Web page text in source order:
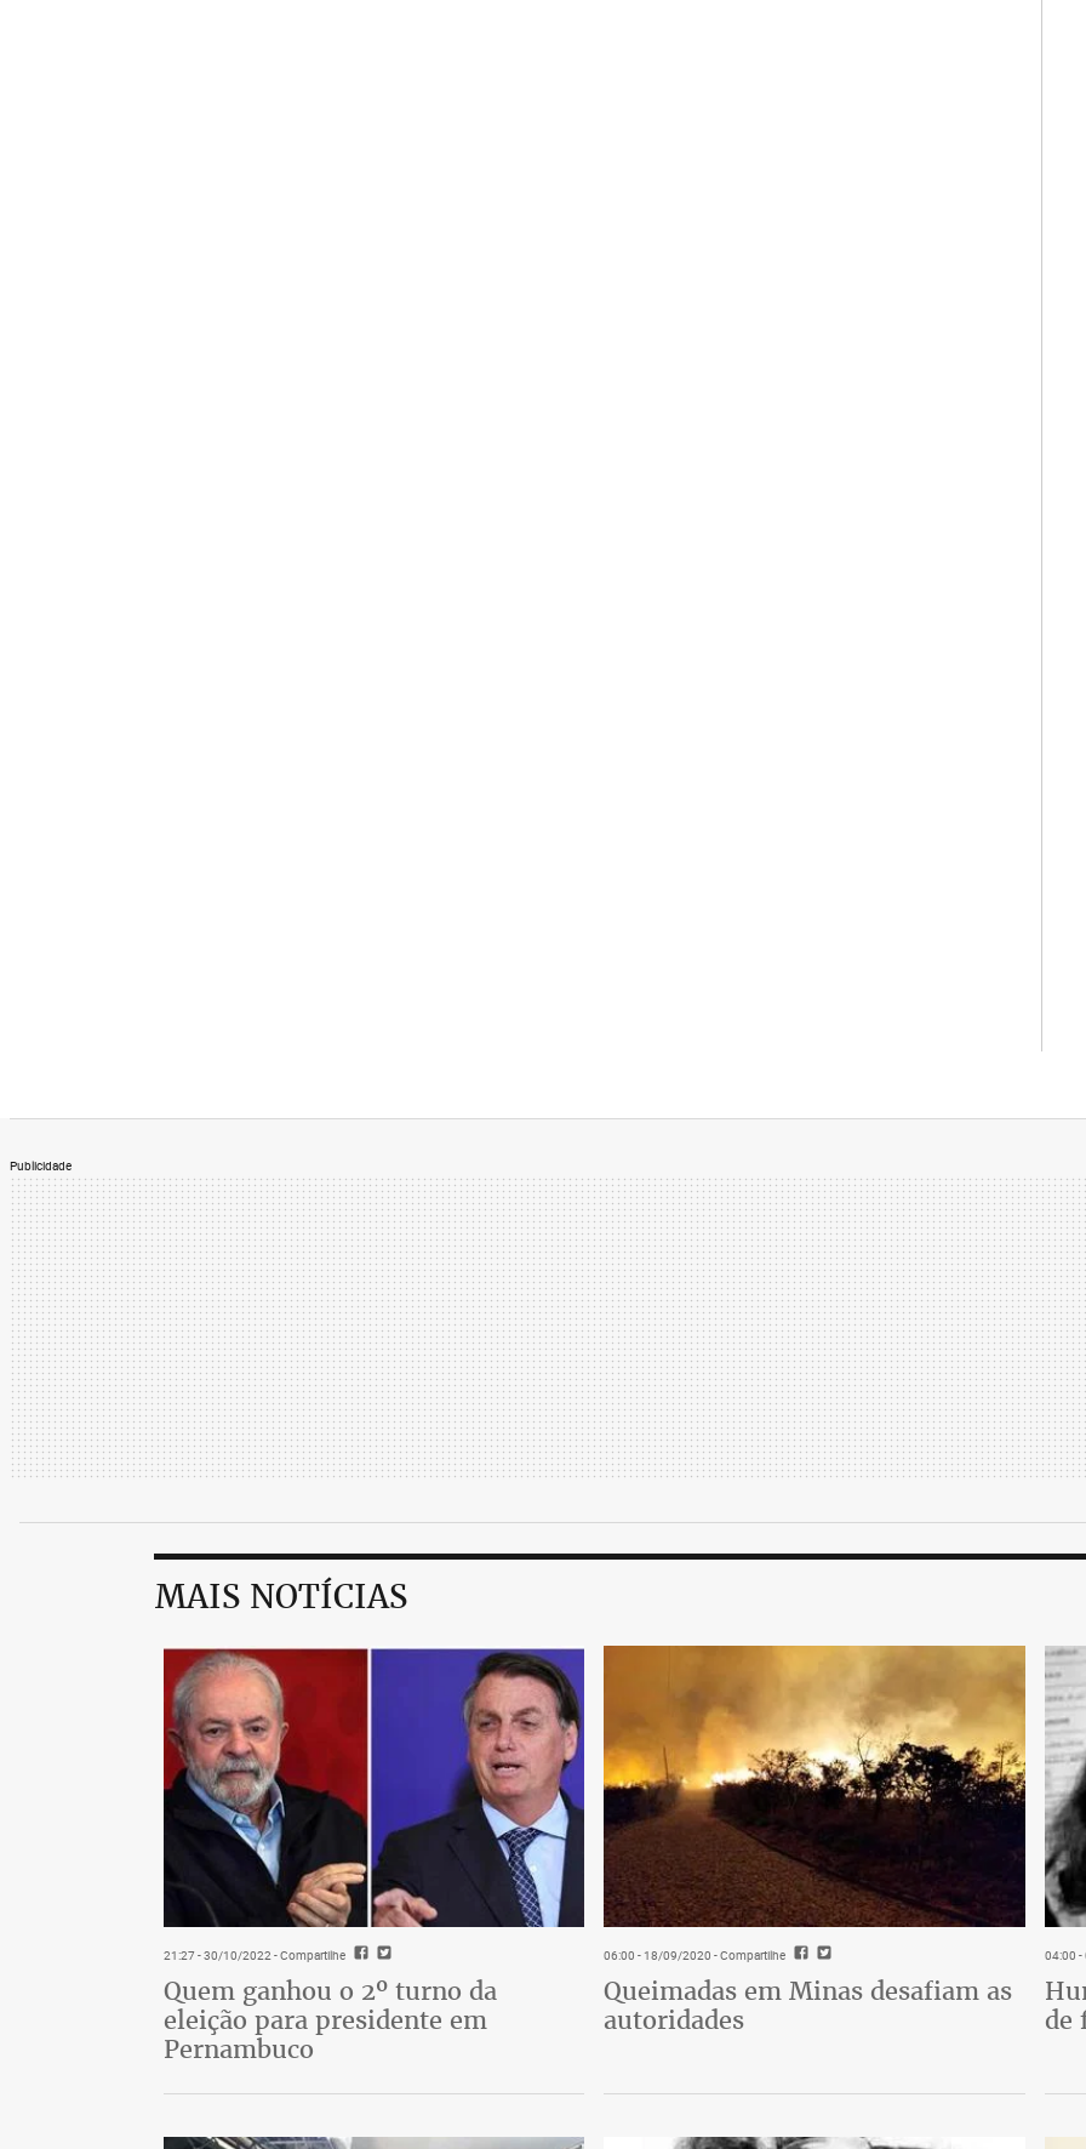
Publicidade
MAIS NOTÍCIAS
21:27 - 30/10/2022- Compartilhe
Quem ganhou o 2º turno da
eleição para presidente em
Pernambuco
06:00 - 18/09/2020 - Compartilhe
Queimadas em Minas desafiam as
autoridades
04:00
de